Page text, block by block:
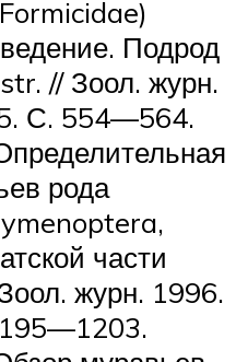
Подрод
// Зоол. журн.
С. 554—564.
рода
части
журн. 1996.